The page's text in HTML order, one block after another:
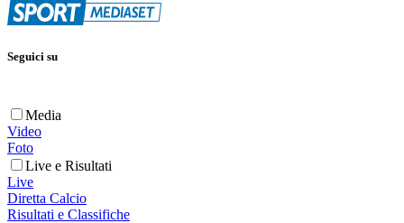
Seguici su
Media
Video
Foto
Live e Risultati
Live
Diretta Calcio
Risultati e Classifiche